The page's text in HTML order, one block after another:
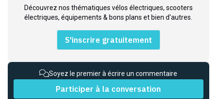
Découvrez nos thématiques vélos électriques, scooters
électriques, équipements & bons plans et bien d'autres.
S'inscrire gratuitement
Soyez le premier à écrire un commentaire
Participer à la conversation